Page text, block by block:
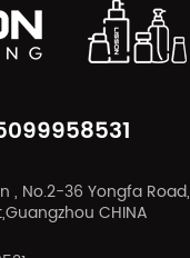
, No.2-36 Yongfa Road,
CHINA